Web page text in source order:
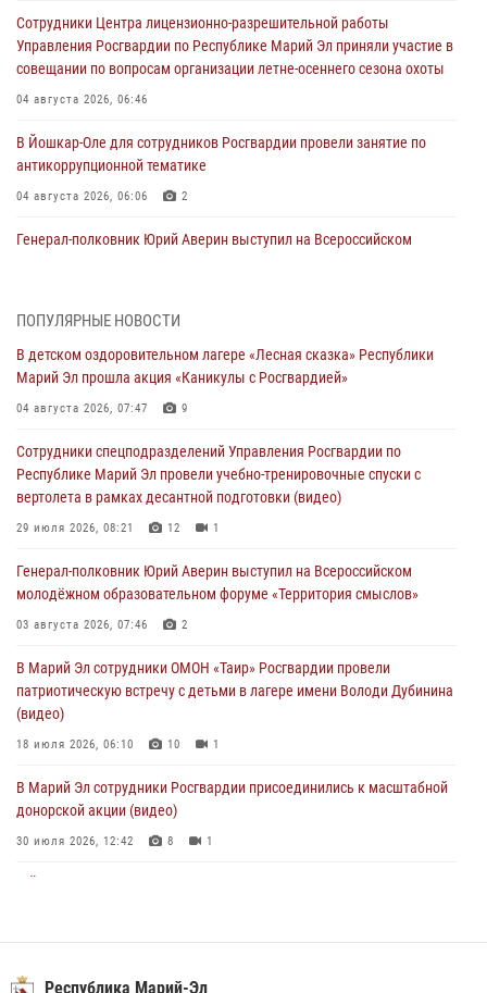
Сотрудники Центра лицензионно-разрешительной работы
Управления Росгвардии по Республике Марий Эл приняли участие в
совещании по вопросам организации летне-осеннего сезона охоты
04 августа 2026, 06:46
В Йошкар-Оле для сотрудников Росгвардии провели занятие по
антикоррупционной тематике
04 августа 2026, 06:06 2
Генерал-полковник Юрий Аверин выступил на Всероссийском
празднования Дня ВДВ и проведения матчевого турнира на Кубок
Раимкуля Малахбекова
03 августа 2026, 06:52 7
Центральная войсковая комендатура Росгвардии отмечает день
образования 2 августа
02 августа 2026, 11:44
мировой войне 1914-1918 годов
01 августа 2026, 11:42
Российской Федерации
01 августа 2026, 06:40
ПОПУЛЯРНЫЕ НОВОСТИ
В детском оздоровительном лагере «Лесная сказка» Республики
Марий Эл прошла акция «Каникулы с Росгвардией»
04 августа 2026, 07:47 9
Сотрудники спецподразделений Управления Росгвардии по
Республике Марий Эл провели учебно-тренировочные спуски с
вертолета в рамках десантной подготовки (видео)
29 июля 2026, 08:21 12 1
Генерал-полковник Юрий Аверин выступил на Всероссийском
молодёжном образовательном форуме «Территория смыслов»
03 августа 2026, 07:46 2
В Марий Эл сотрудники ОМОН «Таир» Росгвардии провели
патриотическую встречу с детьми в лагере имени Володи Дубинина
(видео)
18 июля 2026, 06:10 10 1
В Марий Эл сотрудники Росгвардии присоединились к масштабной
донорской акции (видео)
30 июля 2026, 12:42 8 1
Республика Марий-Эл